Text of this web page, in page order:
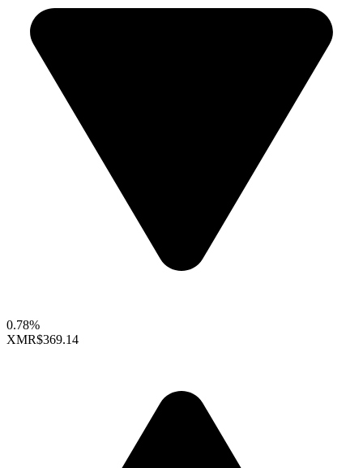
0.78%
XMR$369.14